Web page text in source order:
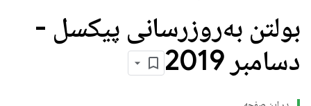
بولتن به‌روزرسانی پیکسل -
دسامبر 2019